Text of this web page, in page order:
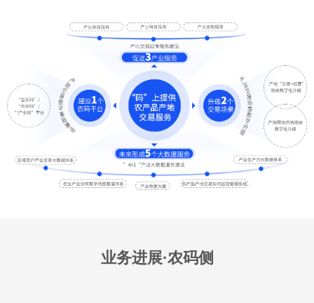
业务进展·农码侧